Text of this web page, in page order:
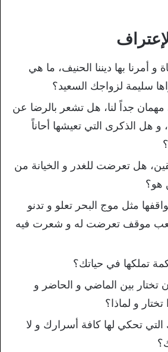
و أمرنا بها ديننا الحنيف، ما هي
سليمة لزواجك السعيد؟
جداً لنا، هل تشعر بالرضا عن
هل الذكرى التي تعيشها أحاناً
هل تعرضت للغدر و الخيانة من
هو؟
مثل موج البحر تعلو و تدنو
أصعب موقف تعرضت له و شعرت فيه
تملكها في حياتك؟
تختار بين الماضي و الحاضر و
و لماذا؟
تحكي لها كافة أسرارك و لا